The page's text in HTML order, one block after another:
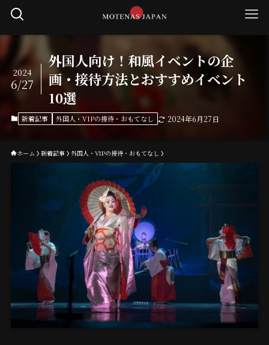
外国人向け！和風イベントの企
画・接待方法とおすすめイベント
10選
2024
6/27
新着記事 外国人・VIPの接待・おもてなし 2024年6月27日
ホーム 新着記事 外国人・VIPの接待・おもてなし